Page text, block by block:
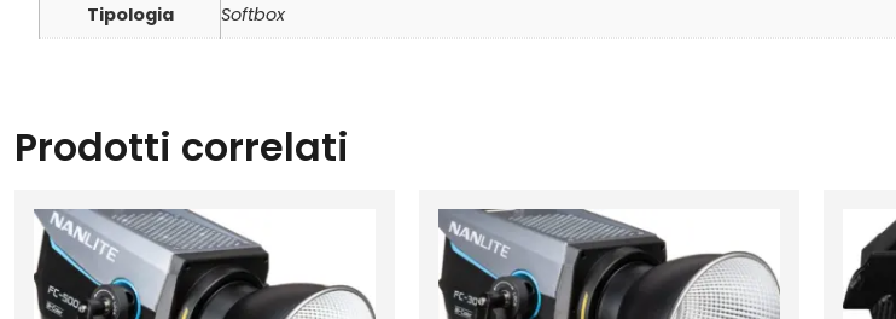
Tipologia
Softbox
Prodotti correlati